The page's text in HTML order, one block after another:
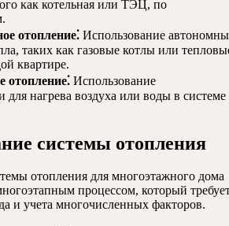
как котельная или ТЭЦ, по
отопление⁚ Использование
таких как газовые котлы или
квартире.
отопление⁚ Использование
для нагрева воздуха или воды в системе
системы отопления
отопления для многоэтажного дома
процессом, который
и учета многочисленных факторов.